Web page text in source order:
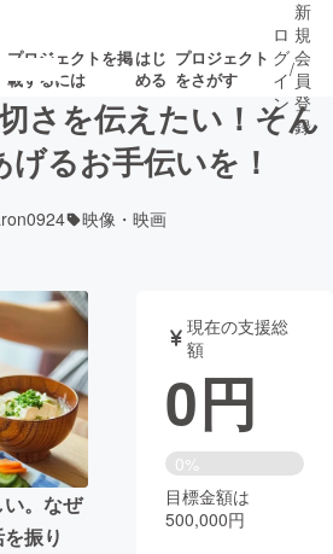
プロジェクトを掲
載するには
はじ
める
プロジェクト
をさがす
ト
募集終了が近いプ
ロジェクト
音楽
・ガジェット ゲーム・サ
書籍・雑誌
業 チャレンジ
ロ
グ
イ
ン
/
新
規
会
員
登
録
さを伝えたい！そん
るお手伝いを！
映像・映画
。なぜ
振り
現在の支援総
額
0円
0%
目標金額は
500,000円